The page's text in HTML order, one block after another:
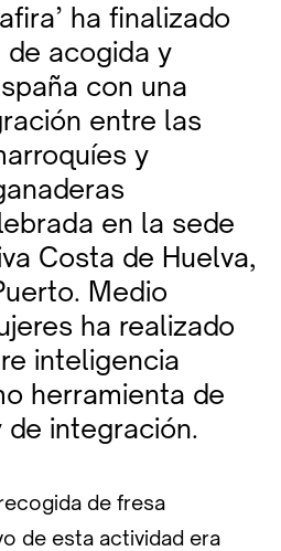
ha finalizado
acogida y
con una
entre las
y
en la sede
Costa de Huelva,
Medio
ha realizado
inteligencia
herramienta de
integración.
de fresa
de esta actividad era